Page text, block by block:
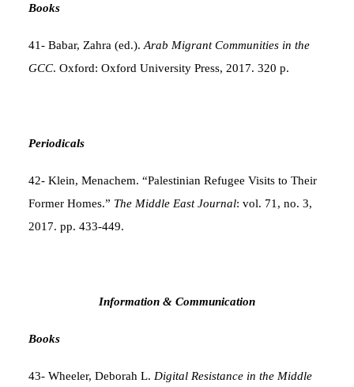
Books
41- Babar, Zahra (ed.). Arab Migrant Communities in the
GCC. Oxford: Oxford University Press, 2017. 320 p.
Periodicals
42- Klein, Menachem. “Palestinian Refugee Visits to Their
Former Homes.” The Middle East Journal: vol. 71, no. 3,
2017. pp. 433-449.
Information & Communication
Books
43- Wheeler, Deborah L. Digital Resistance in the Middle